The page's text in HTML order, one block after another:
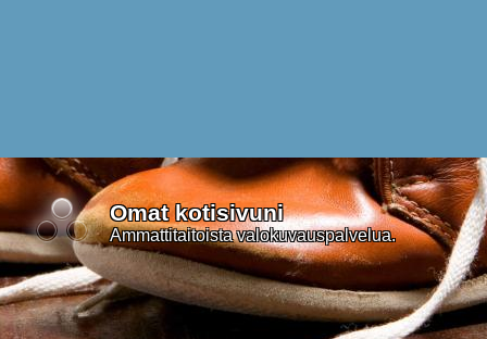
Omat kotisivuni
Ammattitaitoista valokuvauspalvelua.